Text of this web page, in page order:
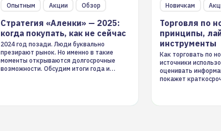
Опытным Акции Обзор
Стратегия «Аленки» — 2025:
когда покупать, как не сейчас
2024 год позади. Люди буквально
презирают рынок. Но именно в такие
моменты открываются долгосрочные
возможности. Обсудим итоги года и
Новичкам
Торговля по
принципы,
инструменты
Как торговать по
источники
оценивать
покажет